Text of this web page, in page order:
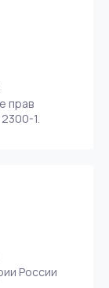
прав
1.
России